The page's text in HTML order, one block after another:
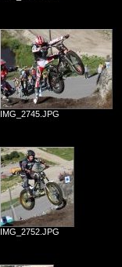
IMG_2745.JPG
IMG_2752.JPG